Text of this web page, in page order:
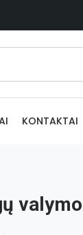
KONTAKTAI